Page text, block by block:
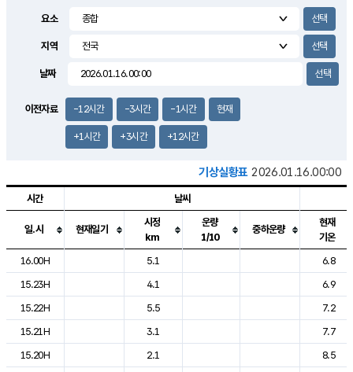
2.1m/s
요소
지역
날짜
이전자료 -12시간 -3시간 -1시간 현재
+1시간 +3시간 +12시간
기상실황표 2026.01.16.00:00
도시별 기상실황표로 지점, 날씨, 기온, 강수, 바람, 기압등을 안내한 표입
시간 날씨
일.시 현재일기
시정
km
운량
1/10
중하운량
현재
기온
16.00H
5.1
6.8
15.23H
4.1
6.9
15.22H
5.5
7.2
15.21H
3.1
7.7
15.20H
2.1
8.5